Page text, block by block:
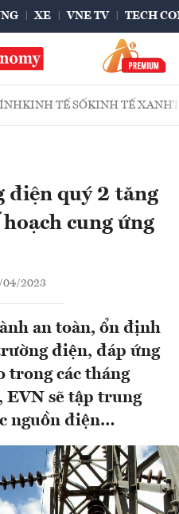
XE VNE TV TECH
KINH TẾ SỐKINH TẾ XANH
điện quý 2 tăng
cung ứng
04/2023
an toàn, ổn định
điện, đáp ứng
trong các tháng
EVN sẽ tập trung
nguồn điện…